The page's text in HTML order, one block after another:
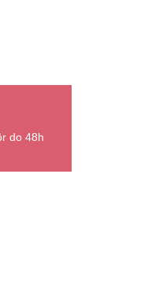
do 48h